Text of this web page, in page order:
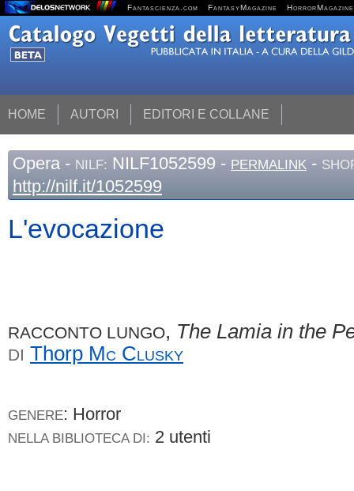
Fantascienza.com FantasyMagazine HorrorMagazine
HOME AUTORI EDITORI E COLLANE
Opera - NILF: NILF1052599 - PERMALINK -
http://nilf.it/1052599
L'evocazione
RACCONTO LUNGO, The Lamia in the
DI Thorp Mc Clusky
GENERE: Horror
NELLA BIBLIOTECA DI: 2 utenti